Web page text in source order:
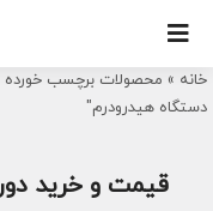
Skip
content
خانه » محصولات برچسب خورده
دستگاه هیدرودرم"
قیمت و خرید